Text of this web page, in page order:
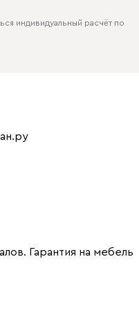
индивидуальный расчёт по
Гарантия на мебель